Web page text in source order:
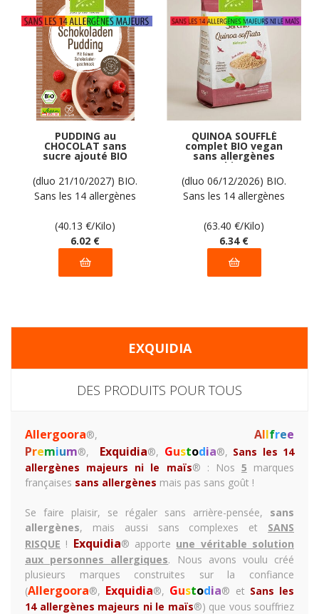
PUDDING au
CHOCOLAT sans
sucre ajouté BIO
vegan sans
allergènes Natura :
(3x50g) = 150g
(dluo 21/10/2027) BIO.
Sans les 14 allergènes
(40.13 €/Kilo)
6.02 €
QUINOA SOUFFLÉ
complet BIO vegan
sans allergènes
Sarchio : 100
grammes
(dluo 06/12/2026) BIO.
Sans les 14 allergènes
(63.40 €/Kilo)
6.34 €
EXQUIDIA
DES PRODUITS POUR TOUS
Allergoora®, Allfree
Premium®, Exquidia®, Gustodia®, Sans les 14
allergènes majeurs ni le maïs® : Nos 5 marques
françaises sans allergènes mais pas sans goût !
Se faire plaisir, se régaler sans arrière-pensée, sans
allergènes, mais aussi sans complexes et SANS
RISQUE ! Exquidia® apporte une véritable solution
aux personnes allergiques. Nous avons voulu créé
plusieurs marques construites sur la confiance
(Allergoora®, Exquidia®, Gustodia® et Sans les
14 allergènes majeurs ni le maïs®) que vous souffriez